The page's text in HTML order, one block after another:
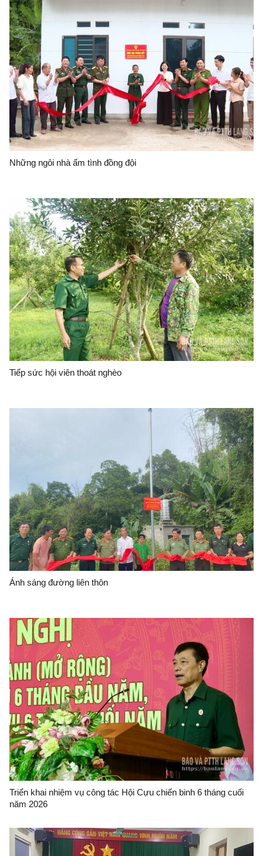
Những ngôi nhà ấm tình đồng đội
Tiếp sức hội viên thoát nghèo
Ánh sáng đường liên thôn
Triển khai nhiệm vụ công tác Hội Cựu chiến binh 6 tháng cuối
năm 2026